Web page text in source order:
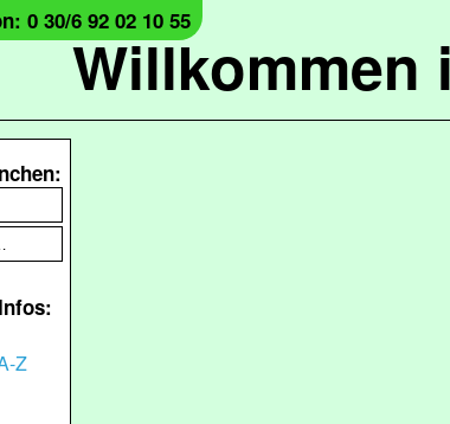
Willkommen
0 30/6 92 02 10 55
Z